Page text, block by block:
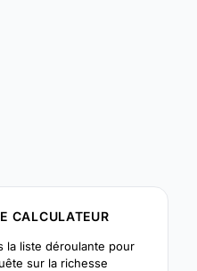
CALCULATEUR
la liste déroulante pour
sur la richesse